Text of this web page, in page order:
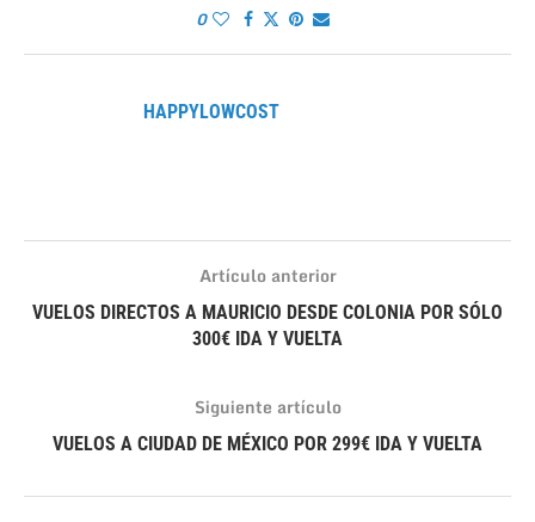
0
HAPPYLOWCOST
Artículo anterior
VUELOS DIRECTOS A MAURICIO DESDE COLONIA POR SÓLO
300€ IDA Y VUELTA
Siguiente artículo
VUELOS A CIUDAD DE MÉXICO POR 299€ IDA Y VUELTA